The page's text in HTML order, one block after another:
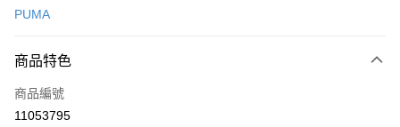
便利好安心！
３．安心：先確認商品／服務後，再付款。
【「AFTEE先享後付」結帳流程】
１．於結帳方式選擇「AFTEE先享後付」後，將跳轉至「AFTEE先享後付」
運送方式
每筆NT$100，滿NT$1,500(含以上)免運費
宅配
每筆NT$100，滿NT$1,500(含以上)免運費
PUMA
商品特色
商品編號
11053795